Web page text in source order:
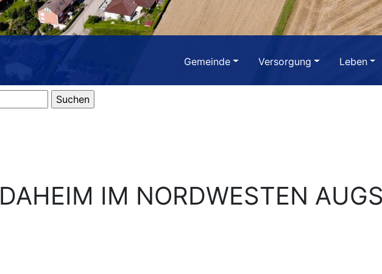
Gemeinde Versorgung Leben
DAHEIM IM NORDWESTEN